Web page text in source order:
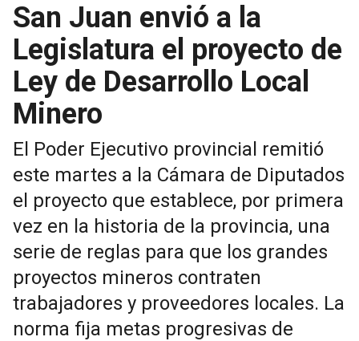
San Juan envió a la
Legislatura el proyecto de
Ley de Desarrollo Local
Minero
El Poder Ejecutivo provincial remitió
este martes a la Cámara de Diputados
el proyecto que establece, por primera
vez en la historia de la provincia, una
serie de reglas para que los grandes
proyectos mineros contraten
trabajadores y proveedores locales. La
norma fija metas progresivas de